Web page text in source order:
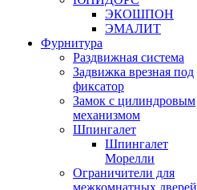
ЭКОШПОН
ЭМАЛИТ
Фурнитура
Раздвижная система
Задвижка врезная под
фиксатор
Замок с цилиндровым
механизмом
Шпингалет
Шпингалет
Морелли
Ограничители для
межкомнатных дверей